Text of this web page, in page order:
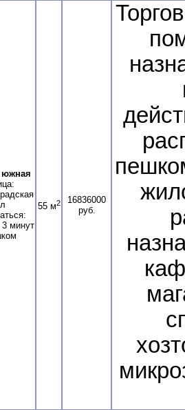
южная
минут
55 м2
16836000
руб.